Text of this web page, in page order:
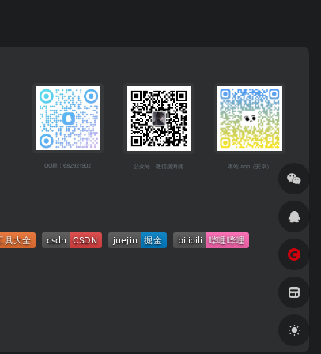
QQ群：682921902 公众号：微信搜海拥 本站 app（安卓）